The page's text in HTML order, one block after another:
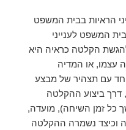
הראיות בבית המשפט
המשפט לענייני
הקלטה כראיה היא
עצמו, או המדיה
עם תצהיר של מבצע
ביצוע ההקלטה
כל זמן השיחה), מועדה,
וכיצד נשמרה ההקלטה